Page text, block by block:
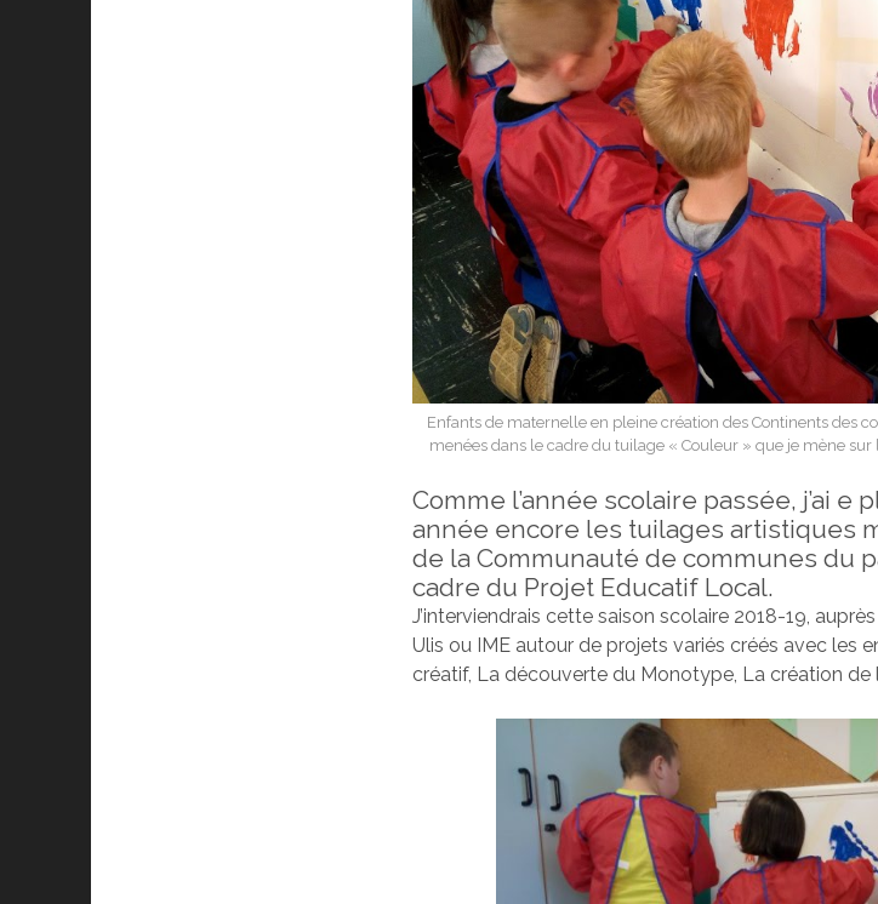
Enfants de maternelle en pleine création des Continents des
menées dans le cadre du tuilage « Couleur » que je mène
Comme l’année scolaire passée, j’ai
année encore les tuilages artistiques
de la Communauté de communes du
cadre du Projet Educatif Local.
J’interviendrais cette saison scolaire 2018-19,
Ulis ou IME autour de projets variés créés avec les
créatif, La découverte du Monotype, La création de